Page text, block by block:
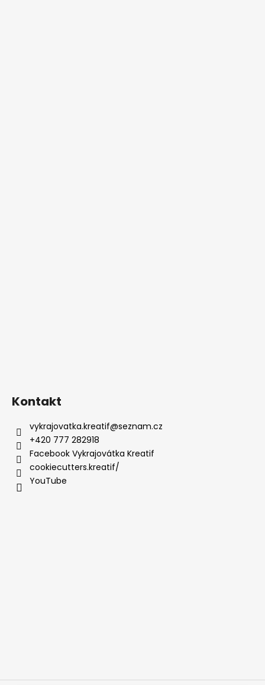
Kontakt
vykrajovatka.kreatif@seznam.cz
+420 777 282918
Facebook Vykrajovátka Kreatif
cookiecutters.kreatif/
YouTube